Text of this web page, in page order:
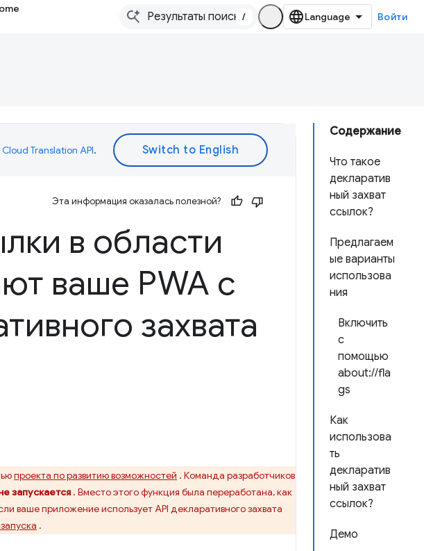
/ Войти
Содержание
Что такое
декларатив
ный захват
ссылок?
Предлагаем
ые варианты
использова
ния
Включить
с
помощью
about://fla
gs
Как
использова
ть
декларатив
ный захват
ссылок?
Демо
Cloud Translation API.
Эта информация оказалась полезной?
в области
ваше PWA с
захвата
проекта по развитию возможностей . Команда разработчиков
запускается . Вместо этого функция была переработана, как
ваше приложение использует API декларативного захвата
.